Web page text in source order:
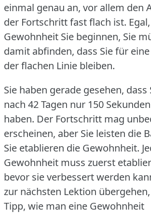
einmal genau an, vor allem den
der Fortschritt fast flach ist.
Gewohnheit Sie beginnen, Sie
damit abfinden, dass Sie für
der flachen Linie bleiben.
Sie haben gerade gesehen, dass
nach 42 Tagen nur 150
haben. Der Fortschritt mag
erscheinen, aber Sie leisten die
Sie etablieren die Gewohnheit.
Gewohnheit muss zuerst
bevor sie verbessert werden
zur nächsten Lektion
Tipp, wie man eine Gewohnheit